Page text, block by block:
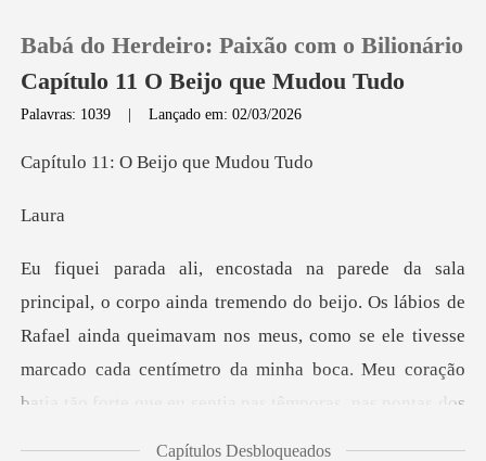
Histórico
Babá do Herdeiro: Paixão com o Bilionário
Capítulo 11 O Beijo que Mudou Tudo
Palavras: 1039 |Lançado em: 02/03/2026
: O Beijo q
a
s de
Rafael ainda queimavam nos meus, como se ele tivesse
marcado cada centímetro da minha boca. Meu c
Capítulos Desbloqueados